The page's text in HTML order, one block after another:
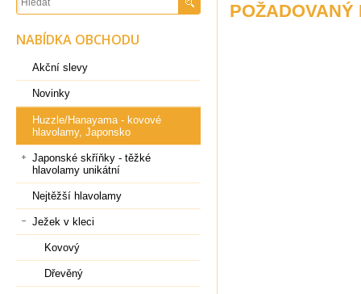
NABÍDKA OBCHODU
Akční slevy
Novinky
Huzzle/Hanayama - kovové
hlavolamy, Japonsko
Japonské skříňky - těžké
hlavolamy unikátní
Nejtěžší hlavolamy
Ježek v kleci
Kovový
Dřevěný